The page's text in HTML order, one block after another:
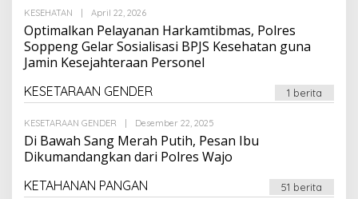
KESEHATAN April 22, 2026Oleh
Optimalkan Pelayanan Harkamtibmas, Polres
Soppeng Gelar Sosialisasi BPJS Kesehatan guna
Jamin Kesejahteraan Personel
KESETARAAN GENDER 1 berita
KESETARAAN GENDER Desember 22, 2025
Di Bawah Sang Merah Putih, Pesan Ibu
Dikumandangkan dari Polres Wajo
KETAHANAN PANGAN 51 berita